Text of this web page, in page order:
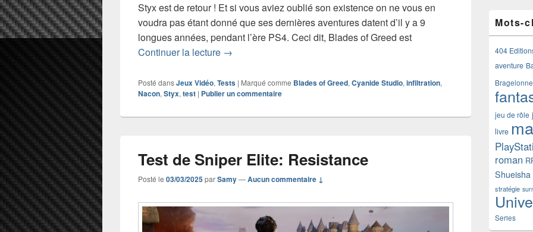
Styx est de retour ! Et si vous aviez oublié son existence on ne vous en
voudra pas étant donné que ses dernières aventures datent d’il y a 9
longues années, pendant l’ère PS4. Ceci dit, Blades of Greed est
Continuer la lecture Test de Styx: Blades of Greed – Le goblin sournois est de retour !
→
Posté dansJeux Vidéo, Tests | Marqué comme Blades of Greed, Cyanide Studio, infiltration,
Nacon, Styx, test | Publier un commentaire
Test de Sniper Elite: Resistance
Posté le 03/03/2025parSamy—Aucun commentaire ↓
Mots-
404
aventure
Bragelonne
jeu de rôle
livre
roman
Shueisha
stratégie
Series